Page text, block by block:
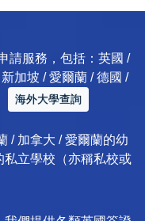
請服務，包括：英國 /
加坡 / 愛爾蘭 / 德國 /
海外大學查詢
/ 加拿大 / 愛爾蘭的幼
私立學校（亦稱私校或